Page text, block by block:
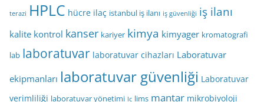
terazi HPLC hücre ilaç istanbul iş ilanı iş güvenliği iş ilanı
kalite kontrol kanser kariyer kimya kimyager kromatografi
lab laboratuvar laboratuvar cihazları Laboratuvar
ekipmanları laboratuvar güvenliği Laboratuvar
verimliliği laboratuvar yönetimi lc lims mantar mikrobiyoloji